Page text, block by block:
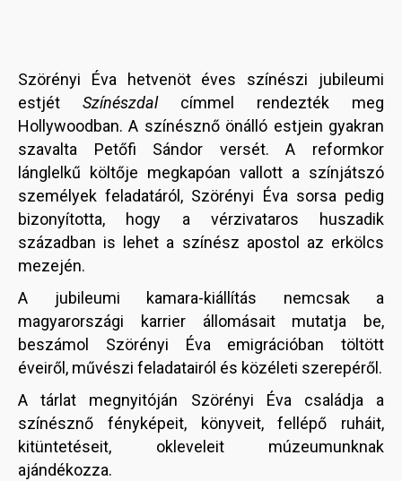
Szörényi Éva hetvenöt éves színészi jubileumi
estjét Színészdalcímmel rendezték meg
Hollywoodban. A színésznő önálló estjein gyakran
szavalta Petőfi Sándor versét. A reformkor
lánglelkű költője megkapóan vallott a színjátszó
személyek feladatáról, Szörényi Éva sorsa pedig
bizonyította, hogy a vérzivataros huszadik
században is lehet a színész apostol az erkölcs
mezején.
A jubileumi kamara-kiállítás nemcsak a
magyarországi karrier állomásait mutatja be,
beszámol Szörényi Éva emigrációban töltött
éveiről, művészi feladatairól és közéleti szerepéről.
A tárlat megnyitóján Szörényi Éva családja a
színésznő fényképeit, könyveit, fellépő ruháit,
kitüntetéseit, okleveleit múzeumunknak
ajándékozza.